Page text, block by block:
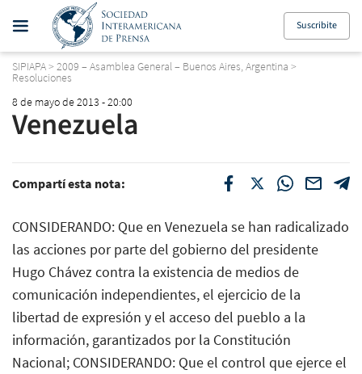
Suscribite
SIPIAPA> 2009 – Asamblea General – Buenos Aires, Argentina >
Resoluciones
8 de mayo de 2013 - 20:00
Venezuela
Compartí esta nota:
CONSIDERANDO: Que en Venezuela se han radicalizado
las acciones por parte del gobierno del presidente
Hugo Chávez contra la existencia de medios de
comunicación independientes, el ejercicio de la
libertad de expresión y el acceso del pueblo a la
información, garantizados por la Constitución
Nacional; CONSIDERANDO: Que el control que ejerce el